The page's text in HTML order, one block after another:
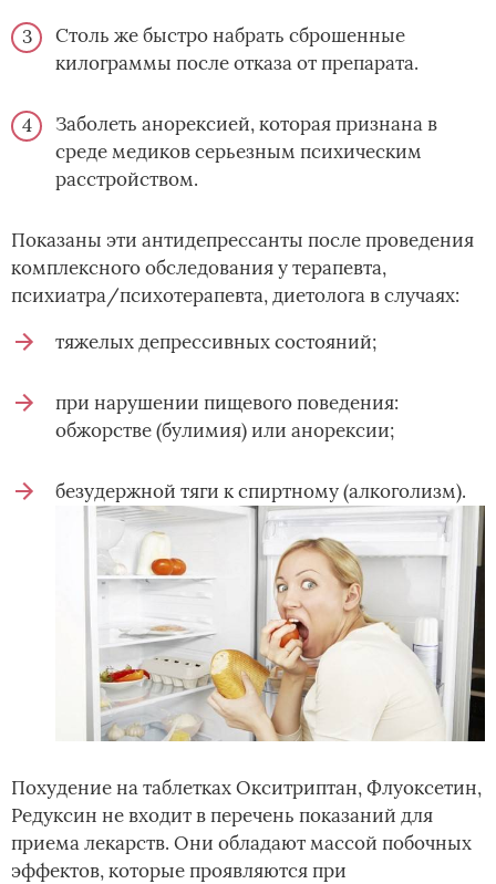
Столь же быстро набрать сброшенные
килограммы после отказа от препарата.
Заболеть анорексией, которая признана в
среде медиков серьезным психическим
расстройством.
Показаны эти антидепрессанты после проведения
комплексного обследования у терапевта,
психиатра/психотерапевта, диетолога в случаях:
тяжелых депрессивных состояний;
при нарушении пищевого поведения:
обжорстве (булимия) или анорексии;
безудержной тяги к спиртному (алкоголизм).
Похудение на таблетках Окситриптан, Флуоксетин,
Редуксин не входит в перечень показаний для
приема лекарств. Они обладают массой побочных
эффектов, которые проявляются при